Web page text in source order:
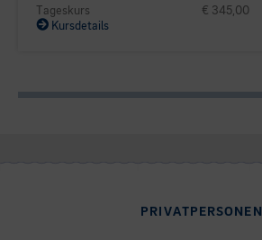
Tageskurs
€ 345,00
Kursdetails
PRIVATPERSONEN